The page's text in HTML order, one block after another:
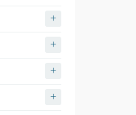
+
+
+
+